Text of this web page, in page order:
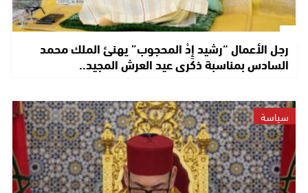
رجل الأعمال “رشيد إِدْ المحجوب” يهنئ الملك محمد
السادس بمناسبة ذكرى عيد العرش المجيد..
سياسة